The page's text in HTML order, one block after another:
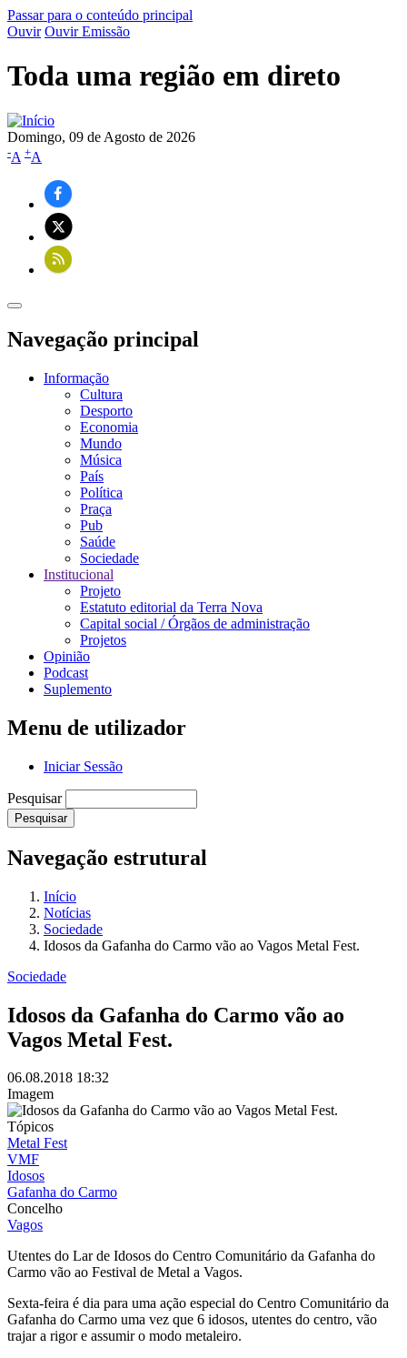
Passar para o conteúdo principal
Ouvir Ouvir Emissão
Toda uma região em direto
Domingo, 09 de Agosto de 2026
-A +A
Navegação principal
Informação
Cultura
Desporto
Economia
Mundo
Música
País
Política
Praça
Pub
Saúde
Sociedade
Institucional
Projeto
Estatuto editorial da Terra Nova
Capital social / Órgãos de administração
Projetos
Opinião
Podcast
Suplemento
Menu de utilizador
Iniciar Sessão
Pesquisar
Navegação estrutural
Início
Notícias
Sociedade
Idosos da Gafanha do Carmo vão ao Vagos Metal Fest.
Sociedade
Idosos da Gafanha do Carmo vão ao
Vagos Metal Fest.
06.08.2018 18:32
Imagem
Tópicos
Metal Fest
VMF
Idosos
Gafanha do Carmo
Concelho
Vagos
Utentes do Lar de Idosos do Centro Comunitário da Gafanha do
Carmo vão ao Festival de Metal a Vagos.
Sexta-feira é dia para uma ação especial do Centro Comunitário da
Gafanha do Carmo uma vez que 6 idosos, utentes do centro, vão
trajar a rigor e assumir o modo metaleiro.